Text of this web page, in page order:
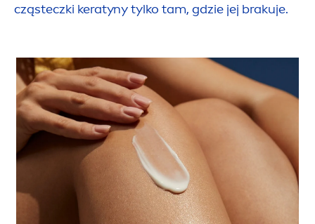
cząsteczki keratyny tylko tam, gdzie jej brakuje.